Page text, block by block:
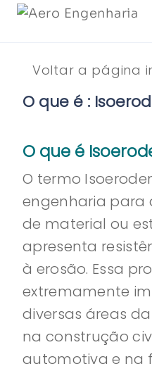
Voltar a página
O que é :
O que é
O termo
engenharia para
de material ou
apresenta
à erosão. Essa
extremamente
diversas áreas
na construção
automotiva e na